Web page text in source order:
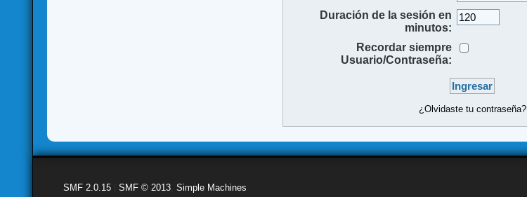
Duración de la sesión en
minutos:
Recordar siempre
Usuario/Contraseña:
¿Olvidaste tu contraseña?
SMF 2.0.15 |SMF © 2013 ,Simple Machines